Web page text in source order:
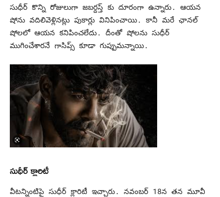
సుధీర్ కొన్ని రోజులుగా జబర్దస్త్ కు దూరంగా ఉన్నారు. ఆయన
షోను వదిలివెళ్లినట్లు పుకార్లు వినిపించాయి. కానీ మరే ఛానల్
షోలలో ఆయన కనిపించలేదు. దీంతో షోలను సుధీర్
ముగించేశారనే గాసిప్స్ కూడా గుప్పుమన్నాయి.
సుధీర్ క్లారిటీ
వీటన్నింటిపై సుధీర్ క్లారిటీ ఇచ్చారు. నవంబర్ 18న తన మూవీ